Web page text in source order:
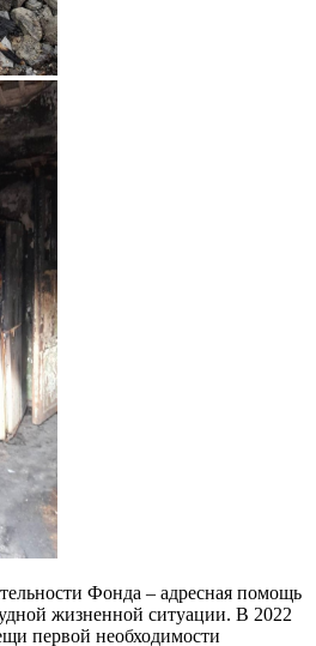
Фонда – адресная помощь
жизненной ситуации. В 2022
первой необходимости